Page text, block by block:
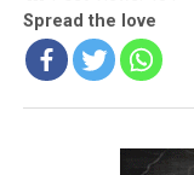
Spread the love